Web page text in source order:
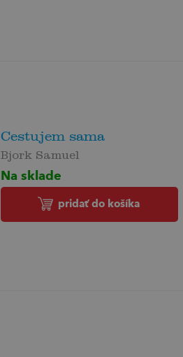
Cestujem sama
Bjork Samuel
Na sklade
pridať do košíka